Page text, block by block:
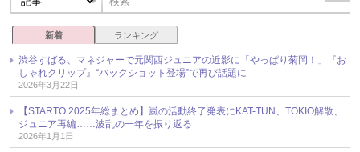
新着 ランキング
渋谷すばる、マネジャーで元関西ジュニアの近影に「やっぱり菊岡！」『お
しゃれクリップ』“バックショット登場”で再び話題に
2026年3月22日
【STARTO 2025年総まとめ】嵐の活動終了発表にKAT-TUN、TOKIO解散、
ジュニア再編……波乱の一年を振り返る
2026年1月1日